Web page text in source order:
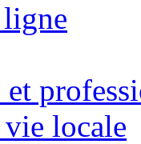
ligne
et
locale